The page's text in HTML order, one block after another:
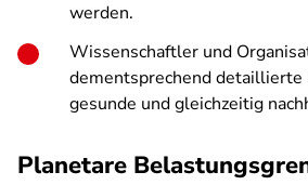
werden.
Wissenschaftler und
dementsprechend detaillierte
gesunde und gleichzeitig
Planetare